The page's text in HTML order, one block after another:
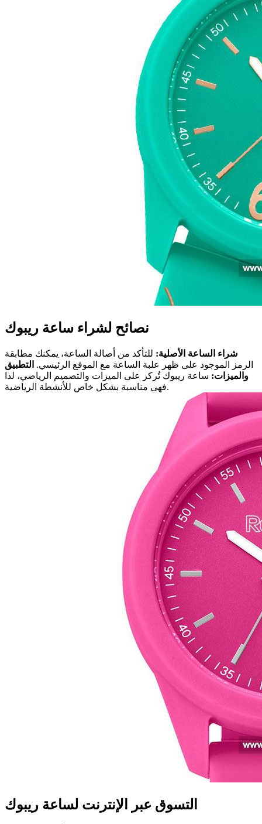
نصائح لشراء ساعة ريبوك
شراء الساعة الأصلية: للتأكد من أصالة الساعة، يمكنك مطابقة
الرمز الموجود على ظهر علبة الساعة مع الموقع الرئيسي. التطبيق
والميزات: ساعة ريبوك تُركز على الميزات والتصميم الرياضي، لذا
فهي مناسبة بشكل خاص للأنشطة الرياضية.
التسوق عبر الإنترنت لساعة ريبوك